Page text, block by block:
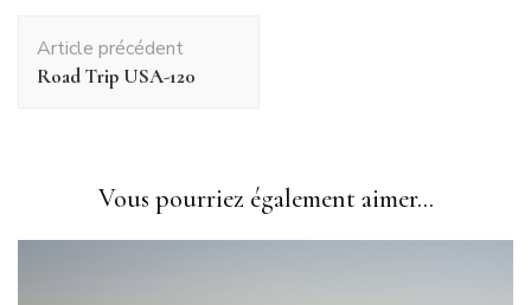
d'article
Article précédent
Road Trip USA-120
Vous pourriez également aimer...